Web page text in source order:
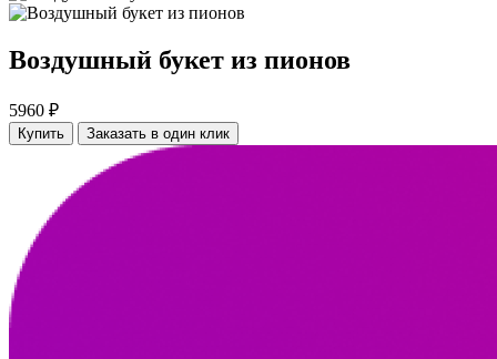
Воздушный букет из пионов
5960 ₽
Купить Заказать в один клик